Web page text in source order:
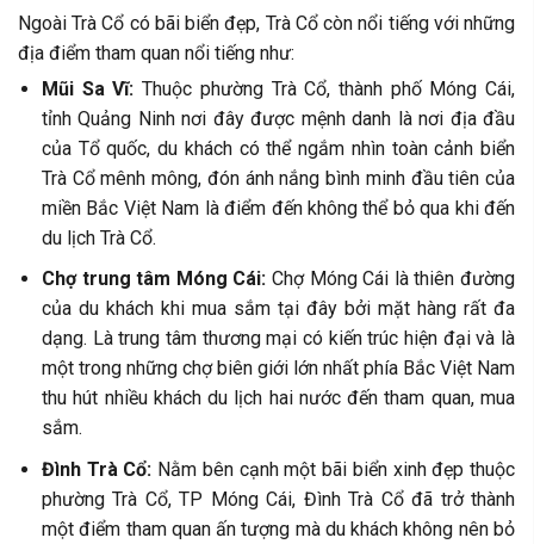
Ngoài Trà Cổ có bãi biển đẹp, Trà Cổ còn nổi tiếng với những
địa điểm tham quan nổi tiếng như:
Mũi Sa Vĩ:Thuộc phường Trà Cổ, thành phố Móng Cái,
tỉnh Quảng Ninh nơi đây được mệnh danh là nơi địa đầu
của Tổ quốc, du khách có thể ngắm nhìn toàn cảnh biển
Trà Cổ mênh mông, đón ánh nắng bình minh đầu tiên của
miền Bắc Việt Nam là điểm đến không thể bỏ qua khi đến
du lịch Trà Cổ.
Chợ trung tâm Móng Cái: Chợ Móng Cái là thiên đường
của du khách khi mua sắm tại đây bởi mặt hàng rất đa
dạng. Là trung tâm thương mại có kiến ​​trúc hiện đại và là
một trong những chợ biên giới lớn nhất phía Bắc Việt Nam
thu hút nhiều khách du lịch hai nước đến tham quan, mua
sắm.
Đình Trà Cổ: Nằm bên cạnh một bãi biển xinh đẹp thuộc
phường Trà Cổ, TP Móng Cái, Đình Trà Cổ đã trở thành
một điểm tham quan ấn tượng mà du khách không nên bỏ